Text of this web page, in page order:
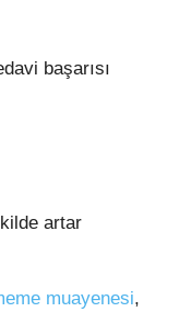
başarısı
artar
muayenesi,